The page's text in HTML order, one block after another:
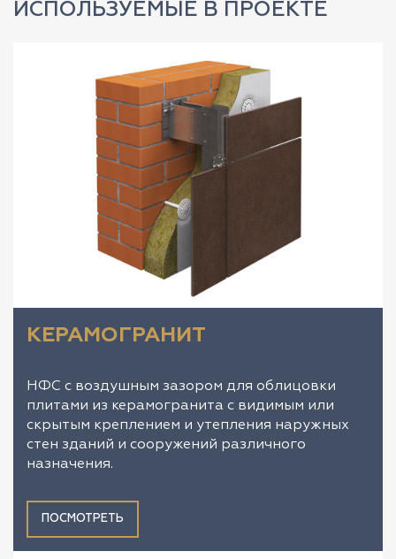
ИСПОЛЬЗУЕМЫЕ В ПРОЕКТЕ
КЕРАМОГРАНИТ
НФС с воздушным зазором для облицовки
плитами из керамогранита с видимым или
скрытым креплением и утепления наружных
стен зданий и сооружений различного
назначения.
ПОСМОТРЕТЬ